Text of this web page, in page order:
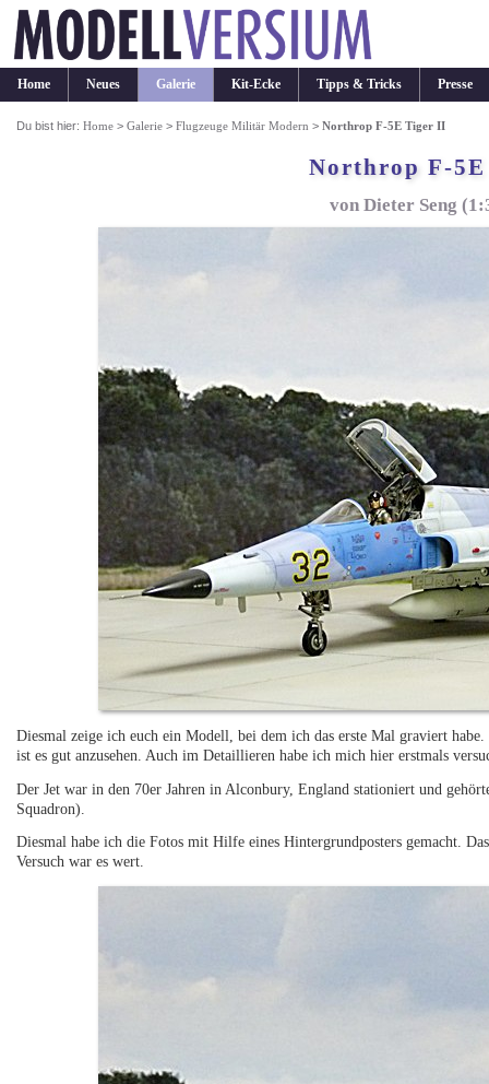
Home Neues Galerie Kit-Ecke Tipps & Tricks Presse
Du bist hier:Home >Galerie >Flugzeuge Militär Modern >Northrop F-5E Tiger II
Northrop F-
von Dieter Seng
Diesmal zeige ich euch ein Modell, bei dem ich das erste Mal graviert
ist es gut anzusehen. Auch im Detaillieren habe ich mich hier erstmals
Der Jet war in den 70er Jahren in Alconbury, England stationiert und
Squadron).
Diesmal habe ich die Fotos mit Hilfe eines Hintergrundposters gemacht.
Versuch war es wert.